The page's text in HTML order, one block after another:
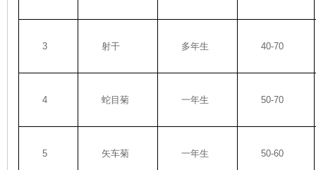
3 射干 多年生 40-70
4 蛇目菊 一年生 50-70
5 矢车菊 一年生 50-60